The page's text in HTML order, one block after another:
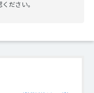
ださい。